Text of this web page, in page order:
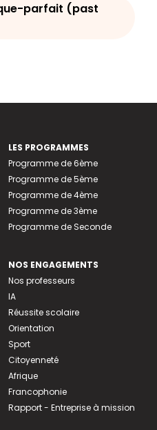
parfait (past
LES PROGRAMMES
Programme de 6ème
Programme de 5ème
Programme de 4ème
Programme de 3ème
Programme de Seconde
NOS ENGAGEMENTS
Nos professeurs
IA
Réussite scolaire
Orientation
Sport
Citoyenneté
Afrique
Francophonie
Rapport - Entreprise à mission